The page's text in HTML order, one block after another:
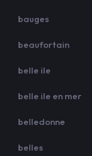
bauges
beaufortain
belle ile
belle ile en mer
belledonne
belles